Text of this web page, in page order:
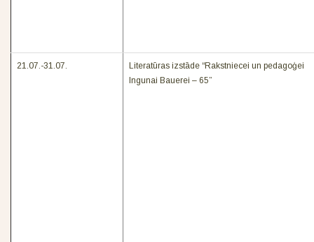
21.07.-31.07.
Literatūras izstāde “Rakstniecei un pedagoģei
Ingunai Bauerei – 65”